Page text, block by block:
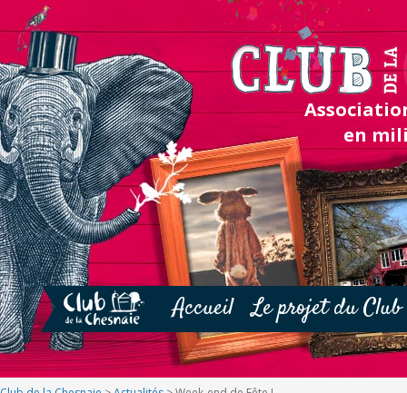
en
Accueil Le projet du Club